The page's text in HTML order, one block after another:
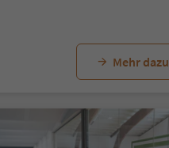
Mehr dazu